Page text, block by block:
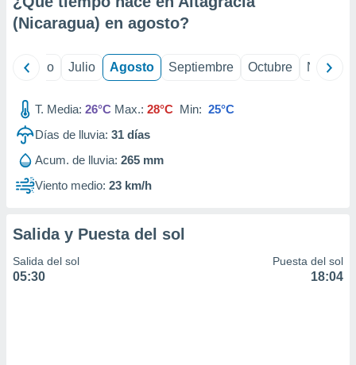
e
publicidad
publicidad
de
(Nicaragua) en agosto?
Junio Julio Agosto Septiembre Octubre
T. Media: 26°C Max.: 28°C Min: 25°C
Días de lluvia: 31 días
Acum. de lluvia: 265 mm
Viento medio: 23 km/h
Salida y Puesta del sol
Salida del sol
05:30
Puesta del sol
18:04